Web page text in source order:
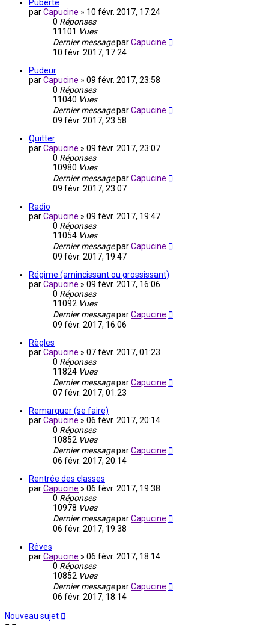
Puberté
parCapucine » 10 févr. 2017, 17:24
0 Réponses
11101 Vues
Dernier messageparCapucine
10 févr. 2017, 17:24
Pudeur
parCapucine » 09 févr. 2017, 23:58
0 Réponses
11040 Vues
Dernier messageparCapucine
09 févr. 2017, 23:58
Quitter
parCapucine » 09 févr. 2017, 23:07
0 Réponses
10980 Vues
Dernier messageparCapucine
09 févr. 2017, 23:07
Radio
parCapucine » 09 févr. 2017, 19:47
0 Réponses
11054 Vues
Dernier messageparCapucine
09 févr. 2017, 19:47
Régime (amincissant ou grossissant)
parCapucine » 09 févr. 2017, 16:06
0 Réponses
11092 Vues
Dernier messageparCapucine
09 févr. 2017, 16:06
Règles
parCapucine » 07 févr. 2017, 01:23
0 Réponses
11824 Vues
Dernier messageparCapucine
07 févr. 2017, 01:23
Remarquer (se faire)
parCapucine » 06 févr. 2017, 20:14
0 Réponses
10852 Vues
Dernier messageparCapucine
06 févr. 2017, 20:14
Rentrée des classes
parCapucine » 06 févr. 2017, 19:38
0 Réponses
10978 Vues
Dernier messageparCapucine
06 févr. 2017, 19:38
Rêves
parCapucine » 06 févr. 2017, 18:14
0 Réponses
10852 Vues
Dernier messageparCapucine
06 févr. 2017, 18:14
Nouveau sujet